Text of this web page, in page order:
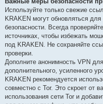
Используйте только свежие
KRAKEN могут обновляться
безопасности. Всегда
источниках, чтобы избежать
под KRAKEN. Не сохраняйте
проверки.
Дополните анонимность VPN
дополнительного, усиленного
KRAKEN рекомендуется
совместно с Tor. Это скроет от
использования сети Tor и